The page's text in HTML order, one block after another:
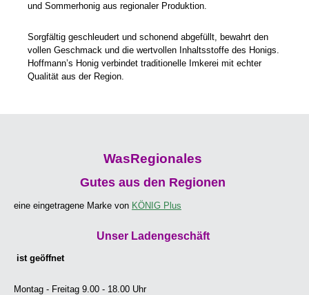
und Sommerhonig aus regionaler Produktion.
Sorgfältig geschleudert und schonend abgefüllt, bewahrt den
vollen Geschmack und die wertvollen Inhaltsstoffe des Honigs.
Hoffmann’s Honig verbindet traditionelle Imkerei mit echter
Qualität aus der Region.
WasRegionales
Gutes aus den Regionen
eine eingetragene Marke von KÖNIG Plus
Unser Ladengeschäft
ist geöffnet
Montag - Freitag 9.00 - 18.00 Uhr